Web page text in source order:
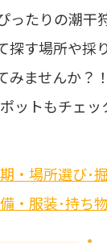
ったりの潮
探す場所や
ませんか？！
ットもチェッ
・場所選び･
・服装･持ち